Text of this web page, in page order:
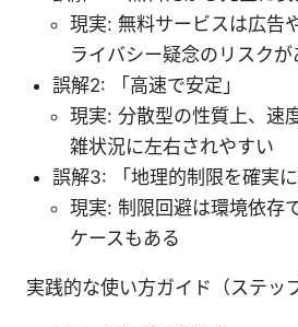
現実: 無料サービスは広告
ライバシー疑念のリスクが
誤解2: 「高速で安定」
現実: 分散型の性質上、速
雑状況に左右されやすい
誤解3: 「地理的制限を確実に
現実: 制限回避は環境依存
ケースもある
実践的な使い方ガイド（ステッ